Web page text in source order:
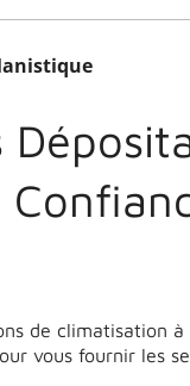
de climatisation
vous fournir les